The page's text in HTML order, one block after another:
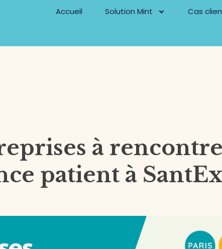
Accueil Solution Mint Cas
à
patient à